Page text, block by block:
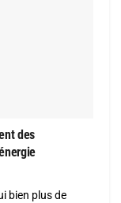
des
bien plus de